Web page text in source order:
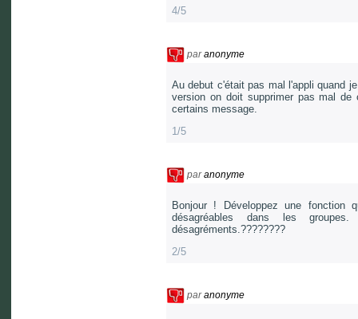
4/5
paranonyme
Au debut c'était pas mal l'appli quand
version on doit supprimer pas mal
certains message.
1/5
paranonyme
Bonjour ! Développez une fonction
désagréables dans les
désagréments.????????
2/5
paranonyme